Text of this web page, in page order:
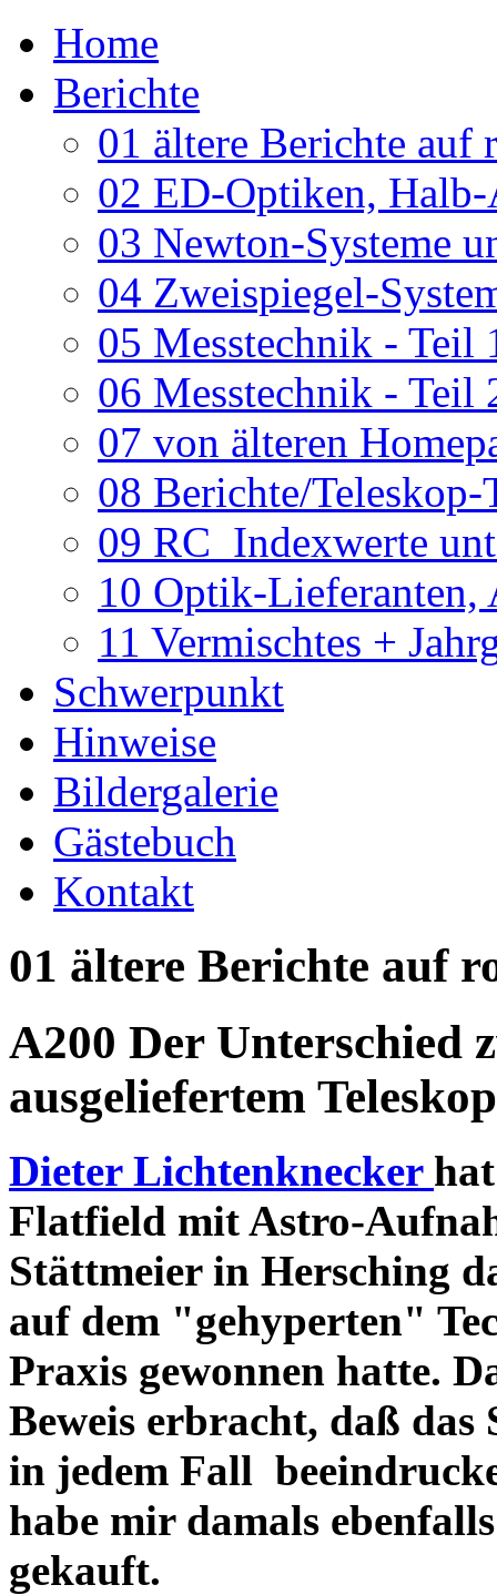
Home
Berichte
01 ältere Berichte auf
02 ED-Optiken, Halb-
03 Newton-Systeme
04 Zweispiegel-
05 Messtechnik - Teil
06 Messtechnik - Teil
07 von älteren
08 Berichte/
09 RC_Indexwerte
10 Optik-Lieferanten,
11 Vermischtes +
Schwerpunkt
Hinweise
Bildergalerie
Gästebuch
Kontakt
01 ältere Berichte auf
A200 Der Unterschied
ausgeliefertem
Dieter Lichtenknecker
Flatfield mit Astro-
Stättmeier in Hersching
auf dem "gehyperten"
Praxis gewonnen hatte.
Beweis erbracht, daß das
in jedem Fall
habe mir damals
gekauft.